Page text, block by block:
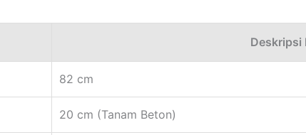
Deskripsi
82 cm
20 cm (Tanam Beton)